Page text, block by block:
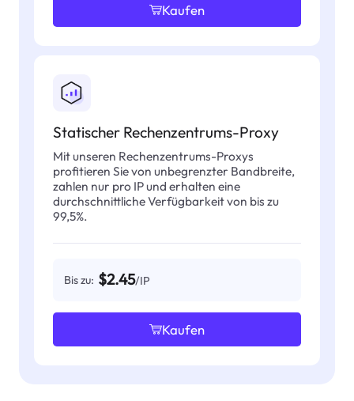
Kaufen
Statischer Rechenzentrums-Proxy
Mit unseren Rechenzentrums-Proxys
profitieren Sie von unbegrenzter Bandbreite,
zahlen nur pro IP und erhalten eine
durchschnittliche Verfügbarkeit von bis zu
99,5%.
Bis zu: $2.45/IP
Kaufen